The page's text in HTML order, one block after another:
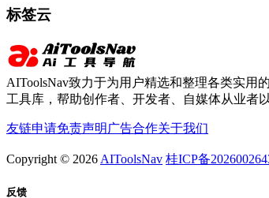
标签云
AIToolsNav致力于为用户精选和整理各类实
工具库，帮助创作者、开发者、自媒体从业者
友链申请免责声明 广告合作关于我们
Copyright © 2026 AIToolsNav 桂ICP备
反馈